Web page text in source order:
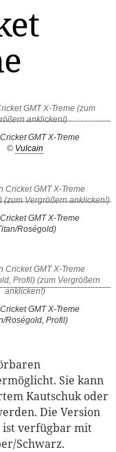
GMT X-Treme
© Vulcain
GMT X-Treme
Roségold)
GMT X-Treme
Roségold, Profil)
Sie kann
Kautschuk oder
Die Version
ist verfügbar mit
Schwarz.